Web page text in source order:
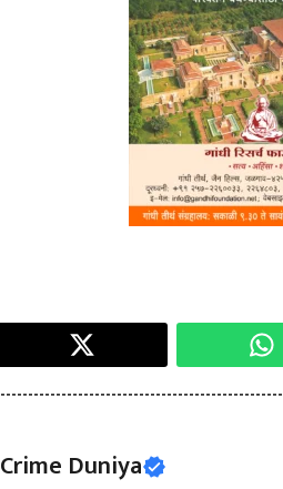
Crime Duniya